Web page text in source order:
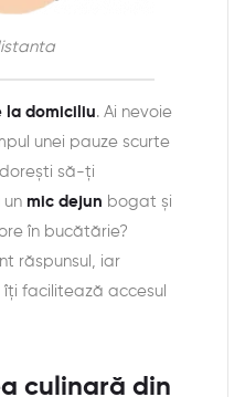
la domiciliu. Ai nevoie
unei pauze scurte
să-ți
un mic dejun bogat și
în bucătărie?
răspunsul, iar
îți facilitează accesul
culinară din